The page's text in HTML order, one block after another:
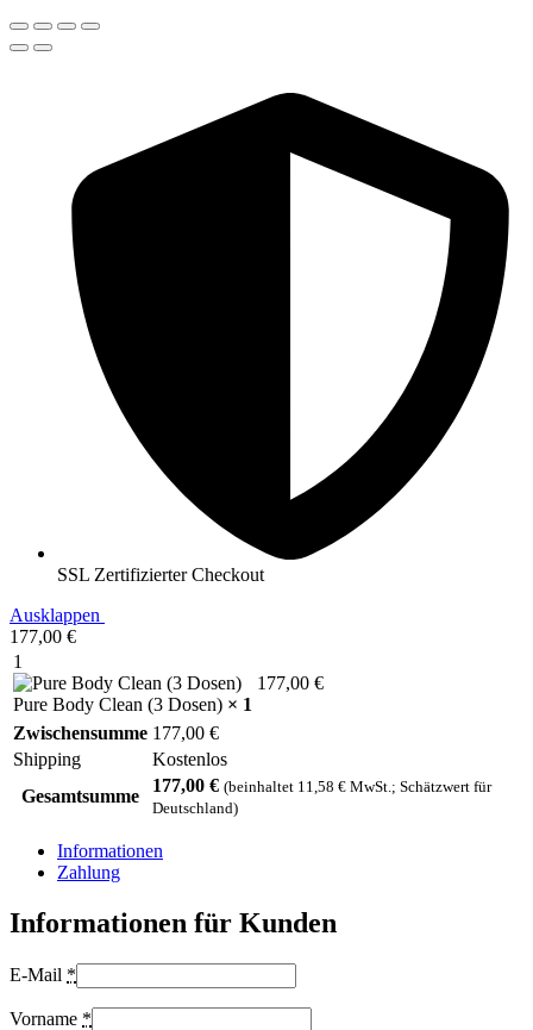
SSL Zertifizierter Checkout
Ausklappen
177,00 €
1
Pure Body Clean (3 Dosen) × 1
177,00 €
Zwischensumme 177,00 €
Shipping
Kostenlos
Gesamtsumme
177,00 € (beinhaltet 11,58 € MwSt.; Schätzwert für
Deutschland)
Informationen
Zahlung
Informationen für Kunden
E-Mail *
Vorname *